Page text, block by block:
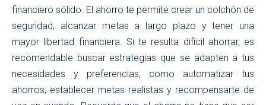
financiero sólido. El ahorro te permite crear un colchón de
seguridad, alcanzar metas a largo plazo y tener una
mayor libertad financiera. Si te resulta difícil ahorrar, es
recomendable buscar estrategias que se adapten a tus
necesidades y preferencias, como automatizar tus
ahorros, establecer metas realistas y recompensarte de